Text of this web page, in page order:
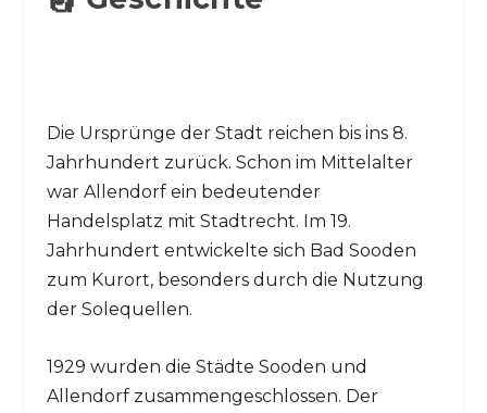
Die Ursprünge der Stadt reichen bis ins 8.
Jahrhundert zurück. Schon im Mittelalter
war Allendorf ein bedeutender
Handelsplatz mit Stadtrecht. Im 19.
Jahrhundert entwickelte sich Bad Sooden
zum Kurort, besonders durch die Nutzung
der Solequellen.
1929 wurden die Städte Sooden und
Allendorf zusammengeschlossen. Der